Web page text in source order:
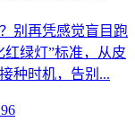
别再凭感觉盲目跑
绿灯”标准，从皮
种时机，告别...